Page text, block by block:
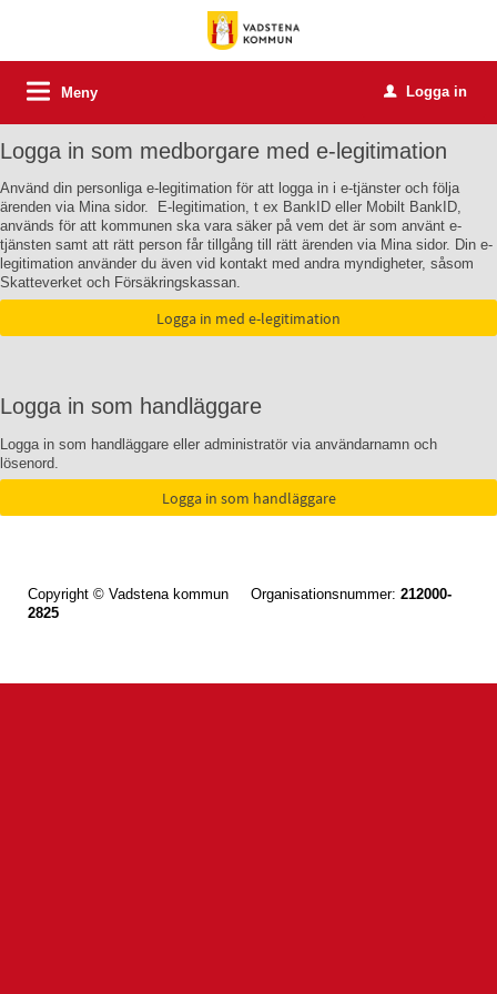
Meny u Logga in
Logga in som medborgare med e-legitimation
Använd din personliga e-legitimation för att logga in i e-tjänster och följa
ärenden via Mina sidor. E-legitimation, t ex BankID eller Mobilt BankID,
används för att kommunen ska vara säker på vem det är som använt e-
tjänsten samt att rätt person får tillgång till rätt ärenden via Mina sidor. Din e-
legitimation använder du även vid kontakt med andra myndigheter, såsom
Skatteverket och Försäkringskassan.
Logga in som handläggare
Logga in som handläggare eller administratör via användarnamn och
lösenord.
Copyright © Vadstena kommun Organisationsnummer: 212000-
2825